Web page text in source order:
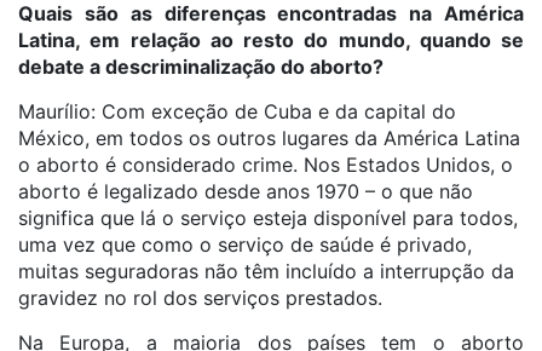
Quais são as diferenças encontradas na América
Latina, em relação ao resto do mundo, quando se
debate a descriminalização do aborto?
Maurílio: Com exceção de Cuba e da capital do
México, em todos os outros lugares da América Latina
o aborto é considerado crime. Nos Estados Unidos, o
aborto é legalizado desde anos 1970 – o que não
significa que lá o serviço esteja disponível para todos,
uma vez que como o serviço de saúde é privado,
muitas seguradoras não têm incluído a interrupção da
gravidez no rol dos serviços prestados.
Na Europa, a maioria dos países tem o aborto